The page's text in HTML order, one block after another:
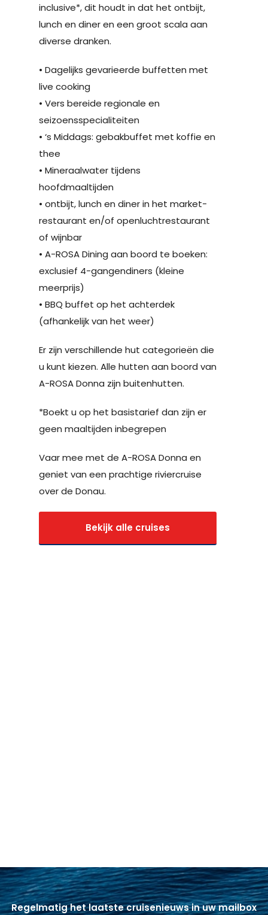
inclusive*, dit houdt in dat het ontbijt,
lunch en diner en een groot scala aan
diverse dranken.
• Dagelijks gevarieerde buffetten met
live cooking
• Vers bereide regionale en
seizoensspecialiteiten
• ‘s Middags: gebakbuffet met koffie en
thee
• Mineraalwater tijdens
hoofdmaaltijden
• ontbijt, lunch en diner in het market-
restaurant en/of openluchtrestaurant
of wijnbar
• A-ROSA Dining aan boord te boeken:
exclusief 4-gangendiners (kleine
meerprijs)
• BBQ buffet op het achterdek
(afhankelijk van het weer)
Er zijn verschillende hut categorieën die
u kunt kiezen. Alle hutten aan boord van
A-ROSA Donna zijn buitenhutten.
*Boekt u op het basistarief dan zijn er
geen maaltijden inbegrepen
Vaar mee met de A-ROSA Donna en
geniet van een prachtige riviercruise
over de Donau.
Bekijk alle cruises
Regelmatig het laatste cruisenieuws in uw mailbox